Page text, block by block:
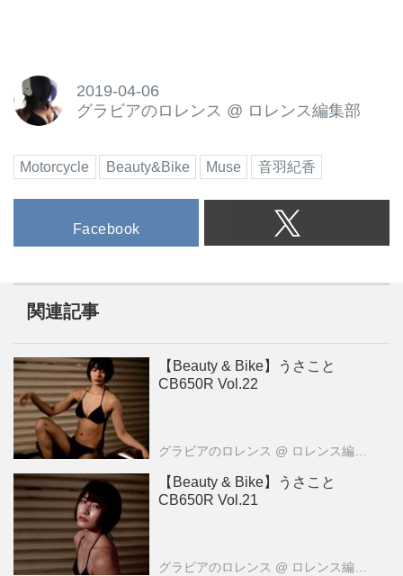
2019-04-06
グラビアのロレンス @ ロレンス編集部
Motorcycle Beauty&Bike Muse 音羽紀香
Facebook
関連記事
【Beauty & Bike】うさこと
CB650R Vol.22
グラビアのロレンス @ ロレンス編集部
【Beauty & Bike】うさこと
CB650R Vol.21
グラビアのロレンス @ ロレンス編集部